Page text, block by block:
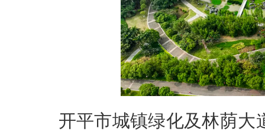
开平市城镇绿化及林荫大